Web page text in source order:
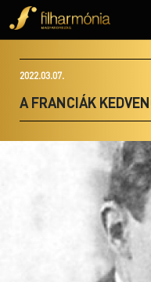
2022.03.07.
A FRANCIÁK